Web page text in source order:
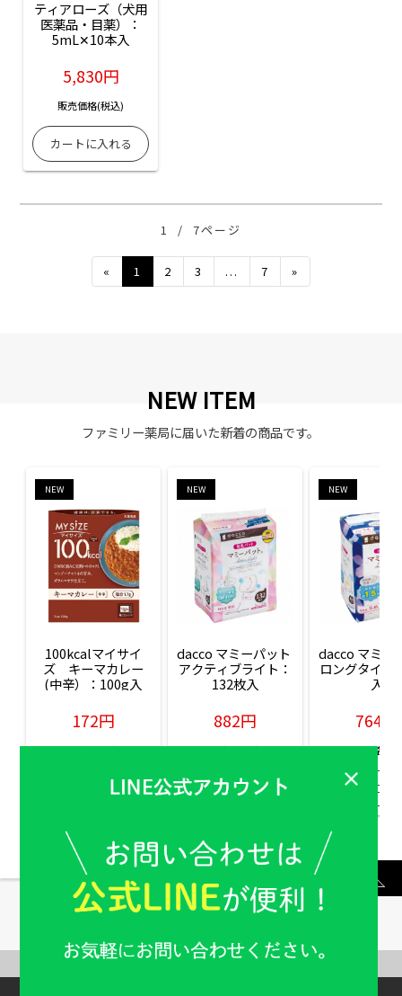
ティアローズ（犬用
医薬品・目薬）：
5mL✕10本入
5,830円
販売価格(税込)
1 / 7ページ
« Previous
1 2 3 ... 7 »
NEW ITEM
ファミリー薬局に届いた新着の商品です。
NEW
100kcalマイサイ
ズ　キーマカレー
(中辛）：100g入
172円
販売価格(税込)
NEW
dacco マミーパット
アクティブライト：
132枚入
882円
販売価格(税込)
NEW
dacco マミー
ロングタイム
入
764円
販売価格(税
もっと見る